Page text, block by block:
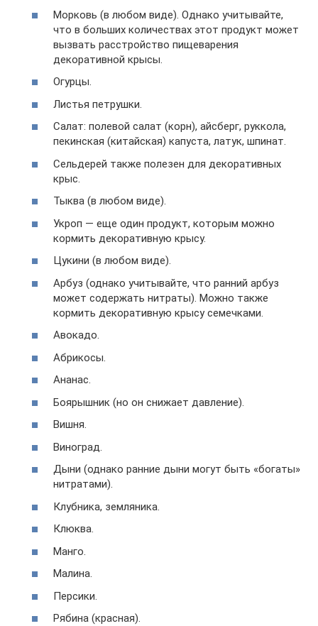
Морковь (в любом виде). Однако учитывайте,
что в больших количествах этот продукт может
вызвать расстройство пищеварения
декоративной крысы.
Огурцы.
Листья петрушки.
Салат: полевой салат (корн), айсберг, руккола,
пекинская (китайская) капуста, латук, шпинат.
Сельдерей также полезен для декоративных
крыс.
Тыква (в любом виде).
Укроп — еще один продукт, которым можно
кормить декоративную крысу.
Цукини (в любом виде).
Арбуз (однако учитывайте, что ранний арбуз
может содержать нитраты). Можно также
кормить декоративную крысу семечками.
Авокадо.
Абрикосы.
Ананас.
Боярышник (но он снижает давление).
Вишня.
Виноград.
Дыни (однако ранние дыни могут быть «богаты»
нитратами).
Клубника, земляника.
Клюква.
Манго.
Малина.
Персики.
Рябина (красная).